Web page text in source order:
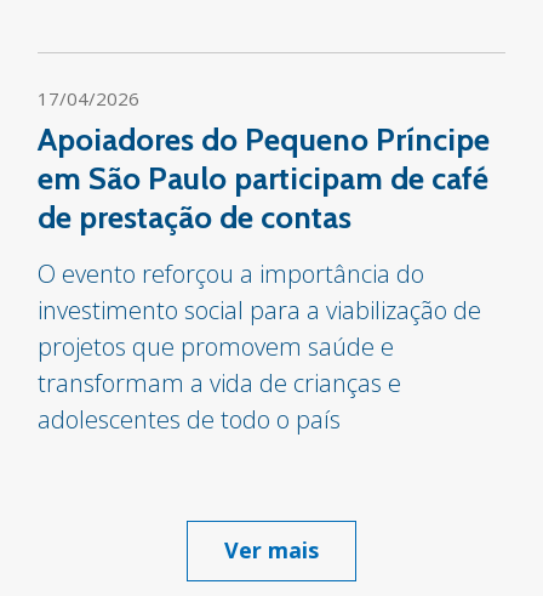
17/04/2026
Apoiadores do Pequeno Príncipe
em São Paulo participam de café
de prestação de contas
O evento reforçou a importância do
investimento social para a viabilização de
projetos que promovem saúde e
transformam a vida de crianças e
adolescentes de todo o país
Ver mais